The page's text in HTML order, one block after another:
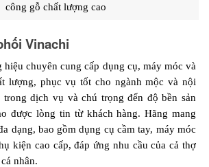
công gỗ chất lượng cao
Vinachi
hiệu chuyên cung cấp dụng cụ, máy móc và
lượng, phục vụ tốt cho ngành mộc và nội
dịch vụ và chú trọng đến độ bền sản
được lòng tin từ khách hàng. Hãng mang
dạng, bao gồm dụng cụ cầm tay, máy móc
kiện cao cấp, đáp ứng nhu cầu của cả thợ
nhân.